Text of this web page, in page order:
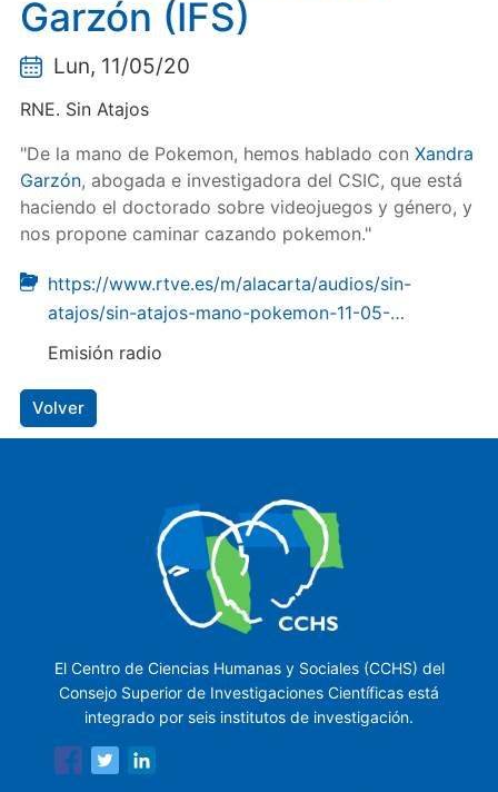
Garzón (IFS)
Lun, 11/05/20
RNE. Sin Atajos
"De la mano de Pokemon, hemos hablado con Xandra
Garzón, abogada e investigadora del CSIC, que está
haciendo el doctorado sobre videojuegos y género, y
nos propone caminar cazando pokemon."
https://www.rtve.es/m/alacarta/audios/sin-
atajos/sin-atajos-mano-pokemon-11-05-…
Emisión radio
Volver
El Centro de Ciencias Humanas y Sociales (CCHS) del
Consejo Superior de Investigaciones Científicas está
integrado por seis institutos de investigación.